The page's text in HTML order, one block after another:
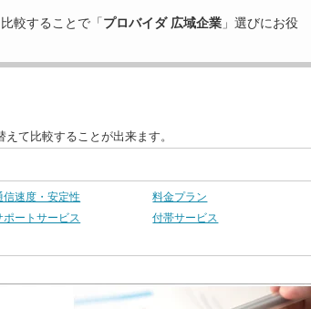
較することで「プロバイダ 広域企業 」選びにお役
て比較することが出来ます。
信速度・安定性
料金プラン
ポートサービス
付帯サービス